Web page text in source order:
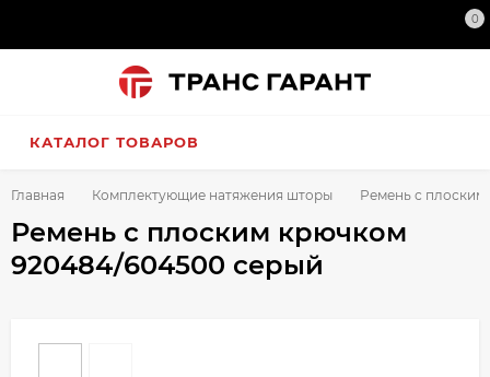
0
КАТАЛОГ ТОВАРОВ
Главная Комплектующие натяжения шторы Ремень с
Ремень с плоским крючком
920484/604500 серый